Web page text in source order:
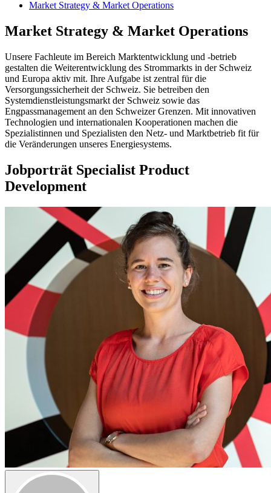
Market Strategy & Market Operations
Market Strategy & Market Operations
Unsere Fachleute im Bereich Marktentwicklung und -betrieb
gestalten die Weiterentwicklung des Strommarkts in der Schweiz
und Europa aktiv mit. Ihre Aufgabe ist zentral für die
Versorgungssicherheit der Schweiz. Sie betreiben den
Systemdienstleistungsmarkt der Schweiz sowie das
Engpassmanagement an den Schweizer Grenzen. Mit innovativen
Technologien und internationalen Kooperationen machen die
Spezialistinnen und Spezialisten den Netz- und Marktbetrieb fit für
die Veränderungen unseres Energiesystems.
Jobporträt Specialist Product
Development